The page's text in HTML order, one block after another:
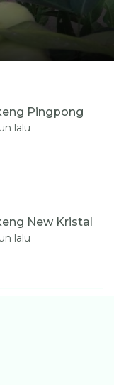
Pingpong
lalu
New Kristal
lalu